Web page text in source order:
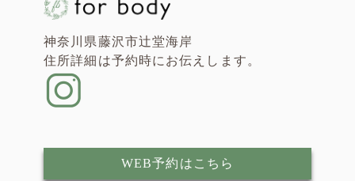
神奈川県藤沢市辻堂海岸
住所詳細は予約時にお伝えします。
WEB予約はこちら